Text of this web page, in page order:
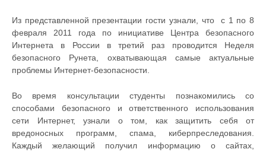
Из представленной презентации гости узнали, что с 1 по 8
февраля 2011 года по инициативе Центра безопасного
Интернета в России в третий раз проводится Неделя
безопасного Рунета, охватывающая самые актуальные
проблемы Интернет-безопасности.
Во время консультации студенты познакомились со
способами безопасного и ответственного использования
сети Интернет, узнали о том, как защитить себя от
вредоносных программ, спама, киберпреследования.
Каждый желающий получил информацию о сайтах,